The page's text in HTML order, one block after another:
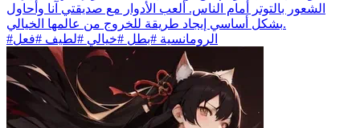
الشعور بالتوتر أمام الناس. ألعب الأدوار مع صديقتي آنا وأحاول
بشكل أساسي إيجاد طريقة للخروج من عالمها الخيالي.
#الرومانسية #بطل #خيالي #لطيف #فعل